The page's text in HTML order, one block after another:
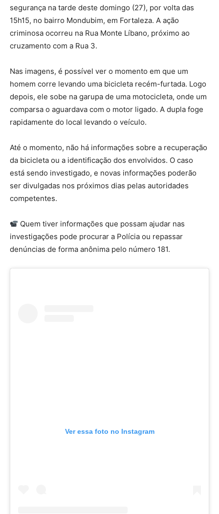
segurança na tarde deste domingo (27), por volta das
15h15, no bairro Mondubim, em Fortaleza. A ação
criminosa ocorreu na Rua Monte Líbano, próximo ao
cruzamento com a Rua 3.
Nas imagens, é possível ver o momento em que um
homem corre levando uma bicicleta recém-furtada. Logo
depois, ele sobe na garupa de uma motocicleta, onde um
comparsa o aguardava com o motor ligado. A dupla foge
rapidamente do local levando o veículo.
Até o momento, não há informações sobre a recuperação
da bicicleta ou a identificação dos envolvidos. O caso
está sendo investigado, e novas informações poderão
ser divulgadas nos próximos dias pelas autoridades
competentes.
Quem tiver informações que possam ajudar nas
investigações pode procurar a Polícia ou repassar
denúncias de forma anônima pelo número 181.
Ver essa foto no Instagram